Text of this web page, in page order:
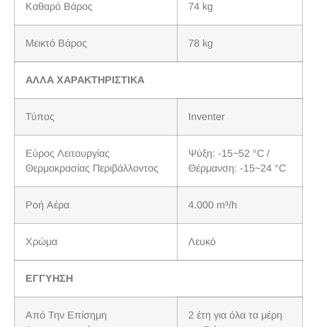
Καθαρό Βάρος 74 kg
Μεικτό Βάρος 78 kg
ΑΛΛΑ ΧΑΡΑΚΤΗΡΙΣΤΙΚΑ
Τύπος Inventer
Εύρος Λειτουργίας
Θερμοκρασίας Περιβάλλοντος
Ψύξη: -15~52 °C /
Θέρμανση: -15~24 °C
Ροή Αέρα 4.000 m³/h
Χρώμα Λευκό
ΕΓΓΥΗΣΗ
Από Την Επίσημη
2 έτη για όλα τα μέρη